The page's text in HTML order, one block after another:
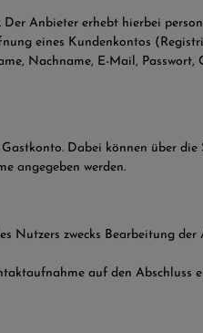
Anbieter erhebt hierbei
eines Kundenkontos
Nachname, E-Mail, Passwort,
Dabei können über
angegeben werden.
zwecks Bearbeitung der
auf den Abschluss